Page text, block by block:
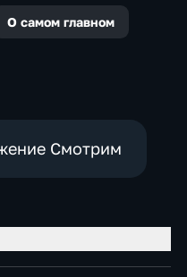
О самом главном
Смотрим